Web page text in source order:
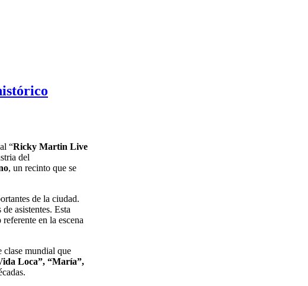
“Ricky Martin Live
del
, un recinto que se
de la ciudad.
asistentes. Esta
en la escena
clase mundial que
Loca”, “María”,